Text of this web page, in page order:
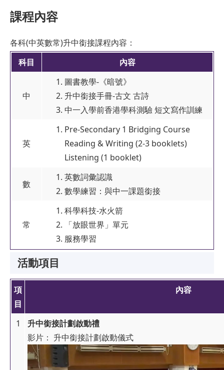
課程內容
各科(中英數常)升中銜接課程內容：
科目
內容
中
圖書教學-《暗號》
升中銜接手冊-古文 古詩
中一入學前香港學科測驗 短文寫作訓練
英
Pre-Secondary 1 Bridging Course
Reading & Writing (2-3 booklets)
Listening (1 booklet)
數
英數詞彙認識
數學練習：與中一課題銜接
常
科學科技-水火箭
「放眼世界」單元
服務學習
活動項目
項
目
內容
1
升中銜接計劃啟動禮
影片： 升中銜接計劃啟動儀式